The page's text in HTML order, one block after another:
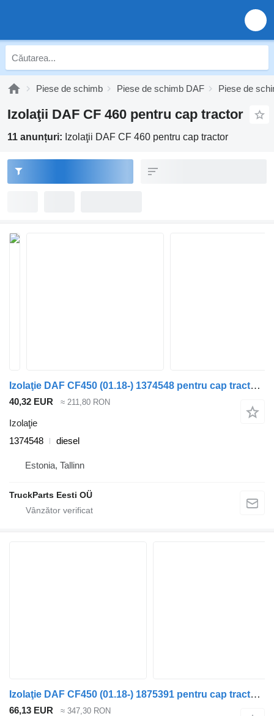
Piese de schimb Piese de schimb DAF Piese de
Izolaţii DAF CF 460 pentru cap tractor
11 anunțuri: Izolaţii DAF CF 460 pentru cap tractor
Izolaţie DAF CF450 (01.18-) 1374548 pentru cap tractor DAF CF450, CF460 (2017-)
40,32 EUR ≈ 211,80 RON
Izolaţie
1374548
diesel
Estonia, Tallinn
TruckParts Eesti OÜ
Izolaţie DAF CF450 (01.18-) 1875391 pentru cap tractor DAF CF450, CF460 (2017-)
66,13 EUR ≈ 347,30 RON